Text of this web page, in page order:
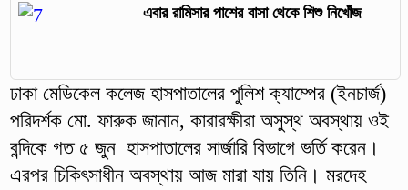
এবার রামিসার পাশের বাসা থেকে শিশু নিখোঁজ
ঢাকা মেডিকেল কলেজ হাসপাতালের পুলিশ ক্যাম্পের (ইনচার্জ)
পরিদর্শক মো. ফারুক জানান, কারারক্ষীরা অসুস্থ অবস্থায় ওই
বন্দিকে গত ৫ জুন হাসপাতালের সার্জারি বিভাগে ভর্তি করেন।
এরপর চিকিৎসাধীন অবস্থায় আজ মারা যায় তিনি। মরদেহ